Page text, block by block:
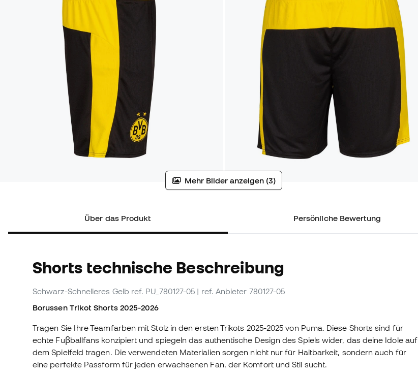
Mehr Bilder anzeigen (3)
Über das Produkt Persönliche Bewertung
Shorts technische Beschreibung
Schwarz-Schnelleres Gelb ref. PU_780127-05 | ref. Anbieter 780127-05
Borussen Trikot Shorts 2025-2026
Tragen Sie Ihre Teamfarben mit Stolz in den ersten Trikots 2025-2025 von Puma. Diese Shorts sind für
echte Fuβballfans konzipiert und spiegeln das authentische Design des Spiels wider, das deine Idole auf
dem Spielfeld tragen. Die verwendeten Materialien sorgen nicht nur für Haltbarkeit, sondern auch für
eine perfekte Passform für jeden erwachsenen Fan, der Komfort und Stil sucht.